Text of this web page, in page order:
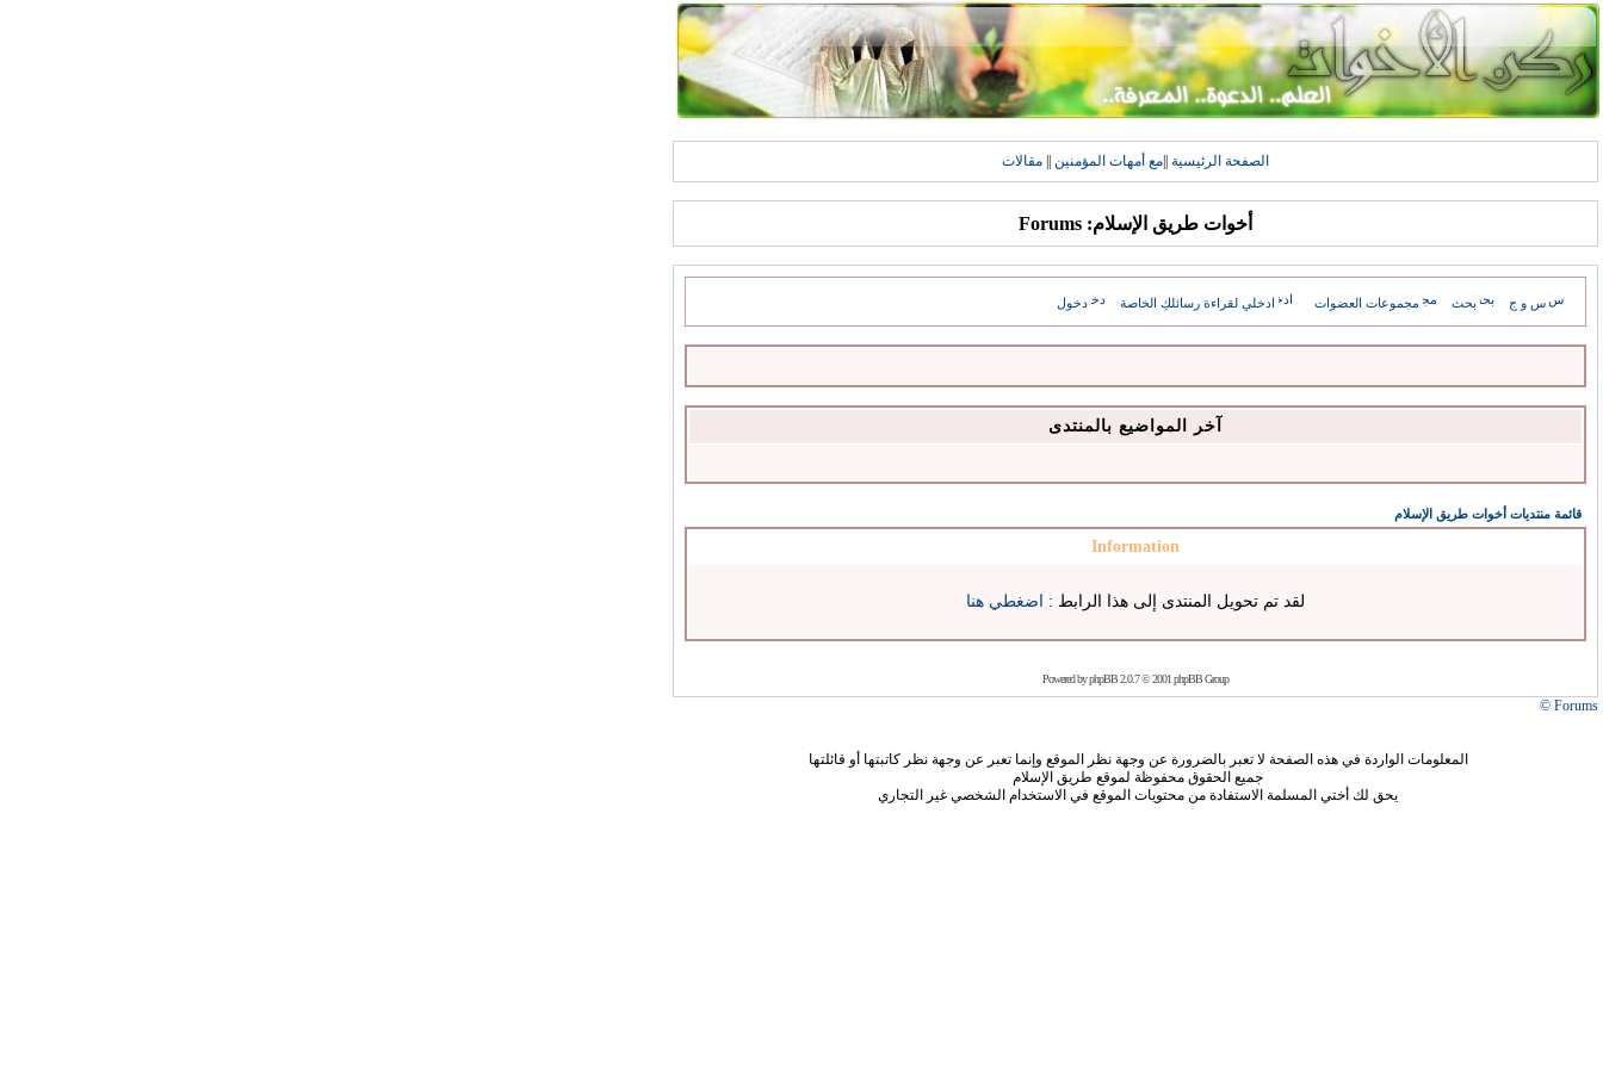
الصفحة الرئيسية مع أمهات المؤمنين مقالات
أخوات طريق الإسلام: Forums
س و ج بحث مجموعات العضوات ادخلي لقراءة رسائلكِ الخاصة دخول
آخر المواضيع بالمنتدى
قائمة منتديات أخوات طريق الإسلام
Information
لقد تم تحويل المنتدى إلى هذا الرابط : اضغطي هنا
Powered byphpBB2.0.7 © 2001 phpBB Group
Forums ©
المعلومات الواردة في هذه الصفحة لا تعبر بالضرورة عن وجهة نظر الموقع وإنما تعبر عن وجهة نظر كاتبتها أو قائلتها
جميع الحقوق محفوظة لموقع طريق الإسلام
يحق لك أختي المسلمة الاستفادة من محتويات الموقع في الاستخدام الشخصي غير التجاري